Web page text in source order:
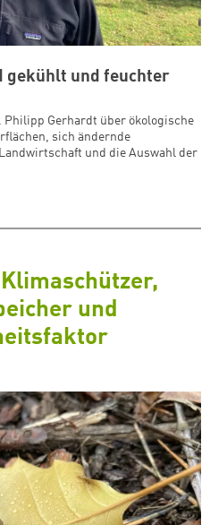
gekühlt und feuchter
Gerhardt über ökologische
sich ändernde
und die Auswahl der
und